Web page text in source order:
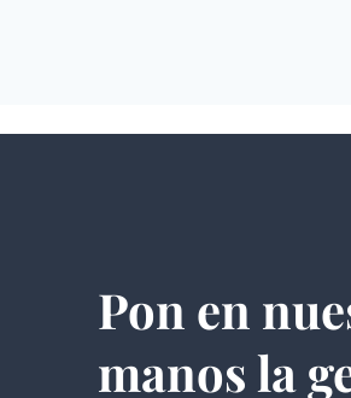
Pon en
manos la